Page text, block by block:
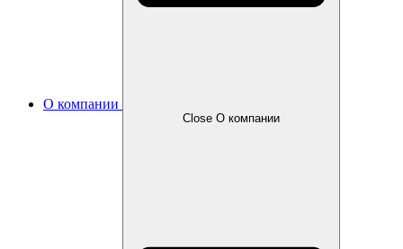
О компании
Close О компании